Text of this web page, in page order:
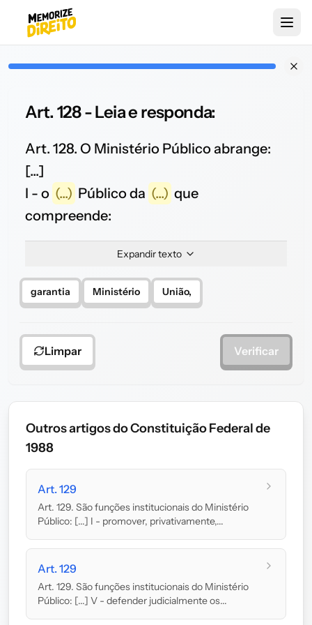
Art. 128 - Leia e responda:
Art. 128. O Ministério Público abrange:
[...]
I - o (...) Público da (...) que
compreende:
Expandir texto
garantia Ministério União,
Limpar Verificar
Outros artigos do Constituição Federal de
1988
Art. 129
Art. 129. São funções institucionais do Ministério
Público: [...] I - promover, privativamente,...
Art. 129
Art. 129. São funções institucionais do Ministério
Público: [...] V - defender judicialmente os...